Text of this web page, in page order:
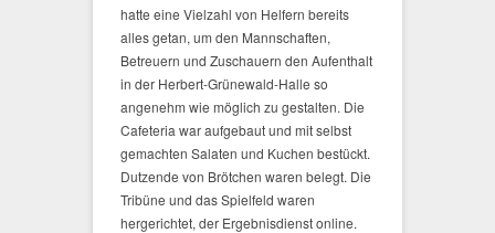
hatte eine Vielzahl von Helfern bereits
alles getan, um den Mannschaften,
Betreuern und Zuschauern den Aufenthalt
in der Herbert-Grünewald-Halle so
angenehm wie möglich zu gestalten. Die
Cafeteria war aufgebaut und mit selbst
gemachten Salaten und Kuchen bestückt.
Dutzende von Brötchen waren belegt. Die
Tribüne und das Spielfeld waren
hergerichtet, der Ergebnisdienst online.